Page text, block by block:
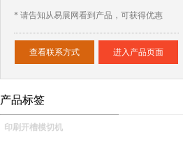
* 请告知从易展网看到产品，可获得优惠
查看联系方式 进入产品页面
产品标签
印刷开槽模切机